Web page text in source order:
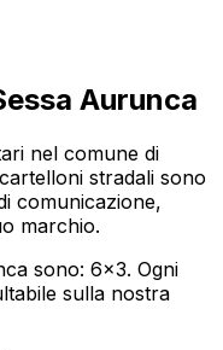
Aurunca
nel comune di
stradali sono
comunicazione,
marchio.
sono: 6x3. Ogni
sulla nostra